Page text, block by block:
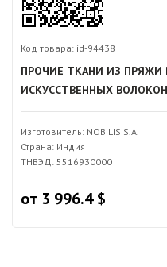
Код товара: id-94438
ПРОЧИЕ ТКАНИ ИЗ ПРЯЖИ
ИСКУССТВЕННЫХ ВОЛОКОН
Изготовитель: NOBILIS S.A.
Страна: Индия
ТНВЭД: 5516930000
от 3 996.4 $